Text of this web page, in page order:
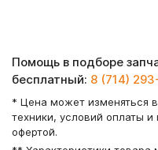
Помощь в подборе
бесплатный: 8 (714)
* Цена может изменяться
техники, условий оплаты и
офертой.